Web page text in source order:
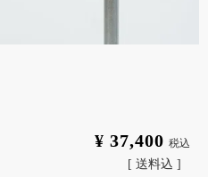
¥ 37,400 税込
送料込